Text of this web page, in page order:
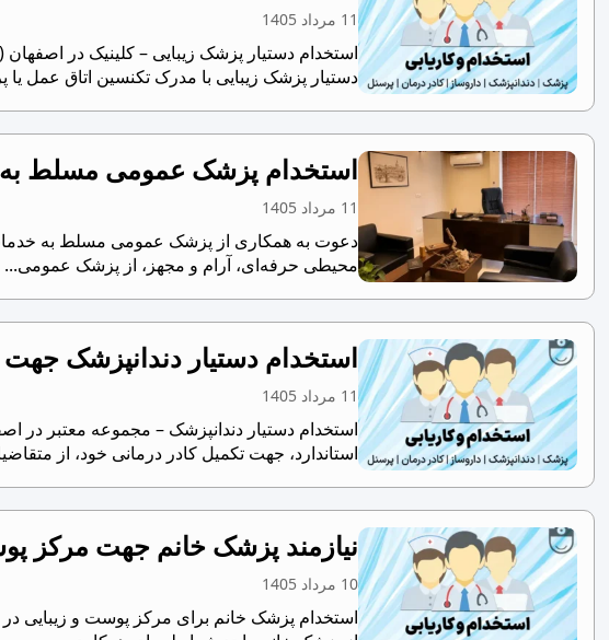
11 مرداد 1405
استخدام دستیار پزشک زیبایی – کلینیک در
دستیار پزشک زیبایی با مدرک تکنسین اتاق عمل یا
استخدام پزشک عمومی مسلط به
11 مرداد 1405
دعوت به همکاری از پزشک عمومی مسلط به خدمات
محیطی حرفه‌ای، آرام و مجهز، از پزشک عمومی...
استخدام دستیار دندانپزشک
11 مرداد 1405
استاندارد، جهت تکمیل کادر درمانی خود، از
نیازمند پزشک خانم جهت مرکز
10 مرداد 1405
استخدام پزشک خانم برای مرکز پوست و زیبایی